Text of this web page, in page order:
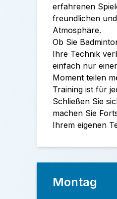
erfahrenen
freundlichen
Atmosphäre.
Ob Sie
Ihre Technik
einfach nur
Moment teilen
Training ist für
Schließen Sie
machen Sie
Ihrem eigenen
Montag